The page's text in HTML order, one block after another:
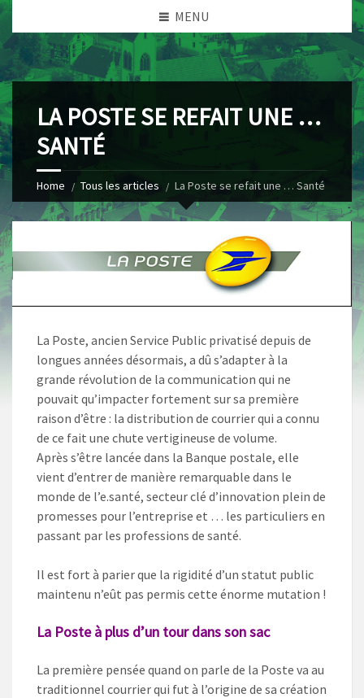
MENU
LA POSTE SE REFAIT UNE …
SANTÉ
Home Tous les articles La Poste se refait une … Santé
La Poste, ancien Service Public privatisé depuis de
longues années désormais, a dû s’adapter à la
grande révolution de la communication qui ne
pouvait qu’impacter fortement sur sa première
raison d’être : la distribution de courrier qui a connu
de ce fait une chute vertigineuse de volume.
Après s’être lancée dans la Banque postale, elle
vient d’entrer de manière remarquable dans le
monde de l’e.santé, secteur clé d’innovation plein de
promesses pour l’entreprise et … les particuliers en
passant par les professions de santé.
Il est fort à parier que la rigidité d’un statut public
maintenu n’eût pas permis cette énorme mutation !
La Poste à plus d’un tour dans son sac
La première pensée quand on parle de la Poste va au
traditionnel courrier qui fut à l’origine de sa création